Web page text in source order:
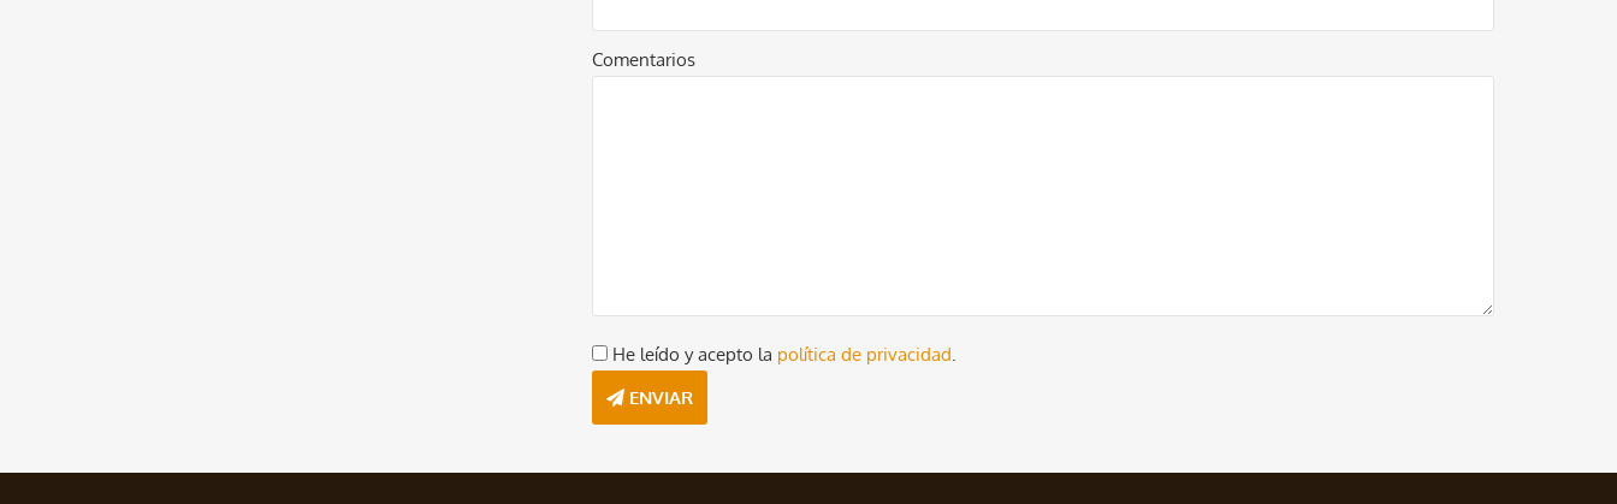
Comentarios
He leído y acepto la política de privacidad.
ENVIAR